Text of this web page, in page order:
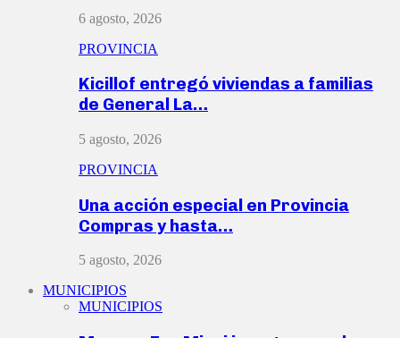
6 agosto, 2026
PROVINCIA
Kicillof entregó viviendas a familias
de General La…
5 agosto, 2026
PROVINCIA
Una acción especial en Provincia
Compras y hasta…
5 agosto, 2026
MUNICIPIOS
MUNICIPIOS